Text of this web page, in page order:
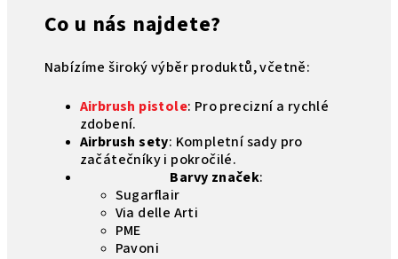
Co u nás najdete?
Nabízíme široký výběr produktů, včetně:
Airbrush pistole: Pro precizní a rychlé
zdobení.
Airbrush sety: Kompletní sady pro
začátečníky i pokročilé.
Barvy značek:
Sugarflair
Via delle Arti
PME
Pavoni